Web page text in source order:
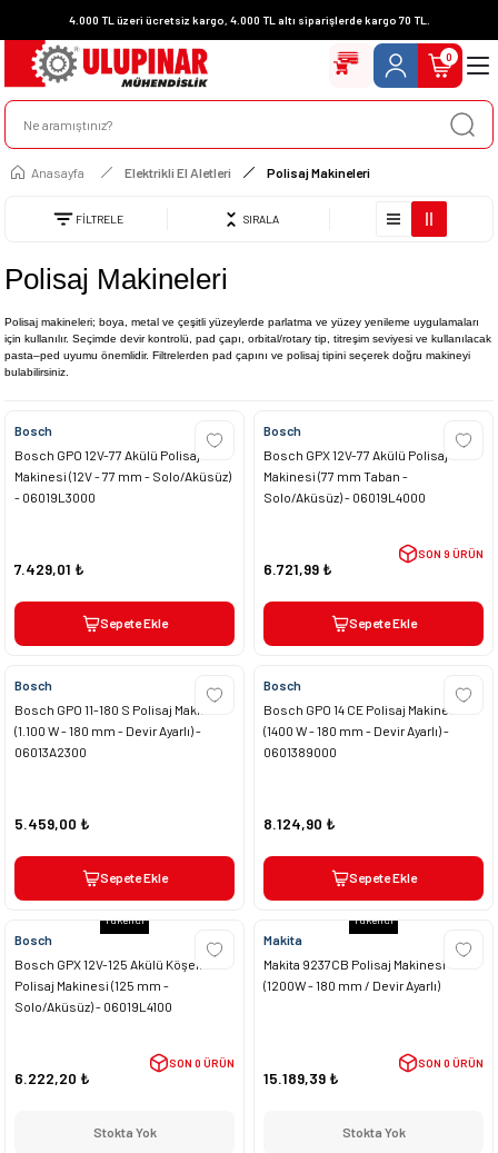
4.000 TL üzeri ücretsiz kargo, 4.000 TL altı siparişlerde kargo 70 TL.
0
Anasayfa Elektrikli El Aletleri Polisaj Makineleri
FİLTRELE SIRALA
Polisaj Makineleri
Polisaj makineleri; boya, metal ve çeşitli yüzeylerde parlatma ve yüzey yenileme uygulamaları
için kullanılır. Seçimde devir kontrolü, pad çapı, orbital/rotary tip, titreşim seviyesi ve kullanılacak
pasta–ped uyumu önemlidir. Filtrelerden pad çapını ve polisaj tipini seçerek doğru makineyi
bulabilirsiniz.
Bosch
Bosch GPO 12V-77 Akülü Polisaj
Makinesi (12V - 77 mm - Solo/Aküsüz)
- 06019L3000
7.429,01 ₺
Sepete Ekle
Bosch
Bosch GPX 12V-77 Akülü Polisaj
Makinesi (77 mm Taban -
Solo/Aküsüz) - 06019L4000
6.721,99 ₺
SON 9 ÜRÜN
Sepete Ekle
Bosch
Bosch GPO 11-180 S Polisaj Makinesi
(1.100 W - 180 mm - Devir Ayarlı) -
06013A2300
5.459,00 ₺
Sepete Ekle
Bosch
Bosch GPO 14 CE Polisaj Makinesi
(1400 W - 180 mm - Devir Ayarlı) -
0601389000
8.124,90 ₺
Sepete Ekle
Tükendi
Bosch
Bosch GPX 12V-125 Akülü Köşeli
Polisaj Makinesi (125 mm -
Solo/Aküsüz) - 06019L4100
6.222,20 ₺
SON 0 ÜRÜN
Stokta Yok
Tükendi
Makita
Makita 9237CB Polisaj Makinesi
(1200W - 180 mm / Devir Ayarlı)
15.189,39 ₺
SON 0 ÜRÜN
Stokta Yok